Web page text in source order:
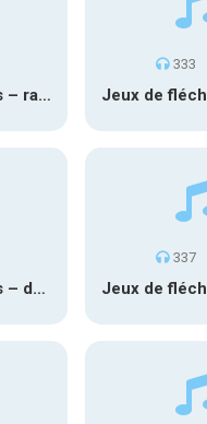
Jeux de fléchettes – ratée 2
333
Jeux de fléchettes – ds cible 4
337